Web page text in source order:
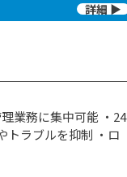
業務に集中可能 ・24
トラブルを抑制 ・ロ